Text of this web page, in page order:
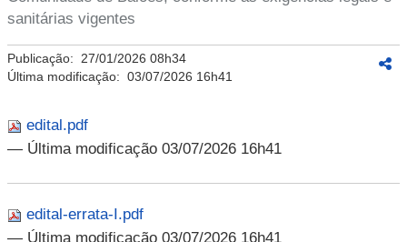
sanitárias vigentes
Publicação: 27/01/2026 08h34
Última modificação: 03/07/2026 16h41
edital.pdf
— Última modificação 03/07/2026 16h41
edital-errata-I.pdf
— Última modificação 03/07/2026 16h41